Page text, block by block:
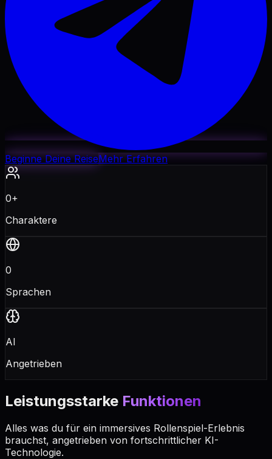
Beginne Deine ReiseMehr Erfahren
0+
Charaktere
0
Sprachen
AI
Angetrieben
Leistungsstarke Funktionen
Alles was du für ein immersives Rollenspiel-Erlebnis
brauchst, angetrieben von fortschrittlicher KI-
Technologie.